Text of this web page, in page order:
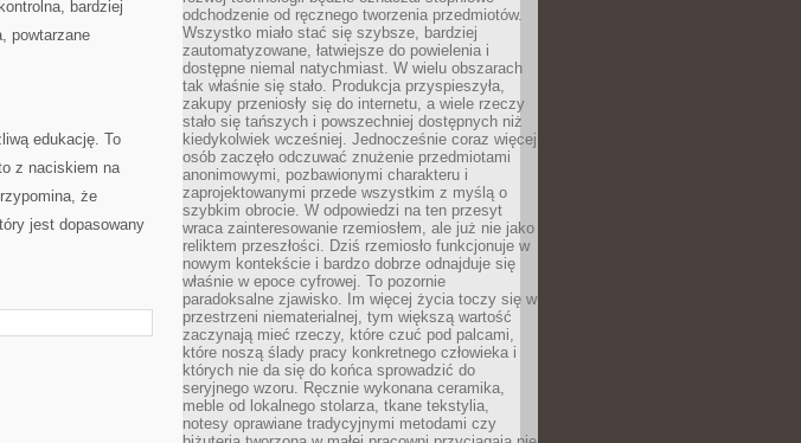
bardziej
powtarzane
edukację. To
z naciskiem na
że
jest dopasowany
odchodzenie od ręcznego tworzenia przedmiotów.
Wszystko miało stać się szybsze, bardziej
zautomatyzowane, łatwiejsze do powielenia i
dostępne niemal natychmiast. W wielu obszarach
tak właśnie się stało. Produkcja przyspieszyła,
zakupy przeniosły się do internetu, a wiele rzeczy
stało się tańszych i powszechniej dostępnych niż
kiedykolwiek wcześniej. Jednocześnie coraz więcej
osób zaczęło odczuwać znużenie przedmiotami
anonimowymi, pozbawionymi charakteru i
zaprojektowanymi przede wszystkim z myślą o
szybkim obrocie. W odpowiedzi na ten przesyt
wraca zainteresowanie rzemiosłem, ale już nie jako
reliktem przeszłości. Dziś rzemiosło funkcjonuje w
nowym kontekście i bardzo dobrze odnajduje się
właśnie w epoce cyfrowej. To pozornie
paradoksalne zjawisko. Im więcej życia toczy się w
przestrzeni niematerialnej, tym większą wartość
zaczynają mieć rzeczy, które czuć pod palcami,
które noszą ślady pracy konkretnego człowieka i
których nie da się do końca sprowadzić do
seryjnego wzoru. Ręcznie wykonana ceramika,
meble od lokalnego stolarza, tkane tekstylia,
notesy oprawiane tradycyjnymi metodami czy